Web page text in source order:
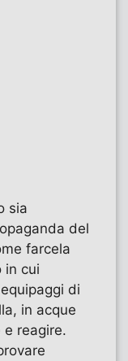
sia
del
farcela
in cui
di
in acque
e reagire.